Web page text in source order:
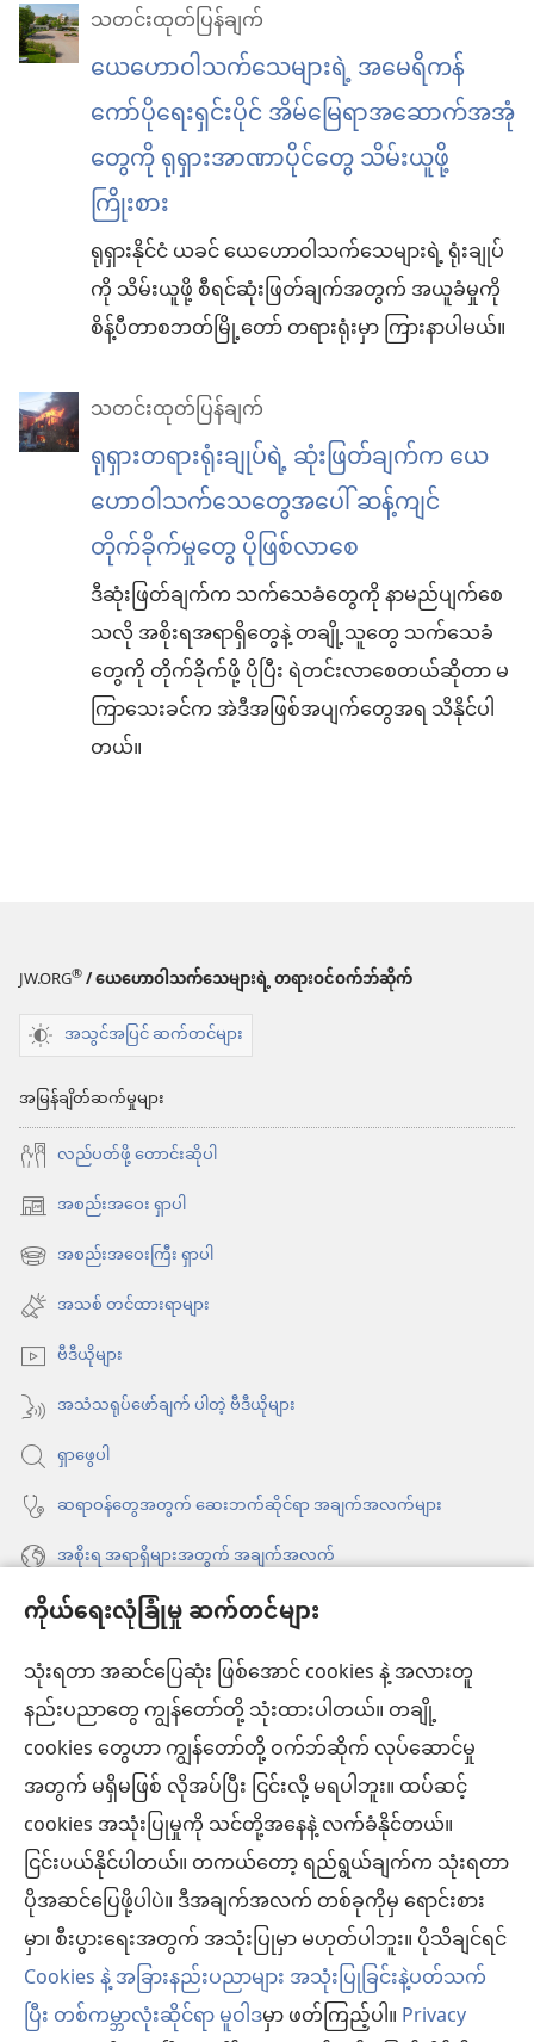
ကိုယ်ရေးလုံခြုံမှု ဆက်တင်များ
သုံးရတာ အဆင်ပြေဆုံး ဖြစ်အောင် cookies နဲ့ အလားတူ
နည်းပညာတွေ ကျွန်တော်တို့ သုံးထားပါတယ်။ တချို့
cookies တွေဟာ ကျွန်တော်တို့ ဝက်ဘ်ဆိုက် လုပ်ဆောင်မှု
အတွက် မရှိမဖြစ် လိုအပ်ပြီး ငြင်းလို့ မရပါဘူး။ ထပ်ဆင့်
cookies အသုံးပြုမှုကို သင်တို့အနေနဲ့ လက်ခံနိုင်တယ်။
ငြင်းပယ်နိုင်ပါတယ်။ တကယ်တော့ ရည်ရွယ်ချက်က သုံးရတာ
ပိုအဆင်ပြေဖို့ပါပဲ။ ဒီအချက်အလက် တစ်ခုကိုမှ ရောင်းစား
မှာ၊ စီးပွားရေးအတွက် အသုံးပြုမှာ မဟုတ်ပါဘူး။ ပိုသိချင်ရင်
Cookies နဲ့ အခြားနည်းပညာများ အသုံးပြုခြင်းနဲ့ပတ်သက်
ပြီး တစ်ကမ္ဘာလုံးဆိုင်ရာ မူဝါဒမှာ ဖတ်ကြည့်ပါ။Privacy
သတင်းထုတ်ပြန်ချက်
ယေဟောဝါသက်သေများရဲ့ အမေရိကန်
ကော်ပိုရေးရှင်း​ပိုင် အိမ်မြေ​ရာ​အဆောက်အအုံ
တွေကို ရုရှား​အာဏာပိုင်တွေ သိမ်းယူ​ဖို့
ကြိုးစား
ရုရှား​နိုင်ငံ ယခင် ယေဟောဝါသက်သေများရဲ့ ရုံးချုပ်​
ကို သိမ်းယူ​ဖို့ စီရင်​ဆုံးဖြတ်ချက်​အတွက် အယူခံ​မှု​ကို
စိန့်​ပီတာစဘတ်​မြို့တော် တရားရုံးမှာ ကြားနာ​ပါ​မယ်။
သတင်းထုတ်ပြန်ချက်
ရုရှားတရားရုံးချုပ်ရဲ့ ဆုံးဖြတ်ချက်က ယေ
ဟောဝါသက်သေတွေအပေါ် ဆန့်ကျင်
တိုက်ခိုက်မှုတွေ ပိုဖြစ်လာစေ
ဒီဆုံးဖြတ်ချက်က သက်သေခံတွေကို နာမည်ပျက်စေ
သလို အစိုးရအရာရှိတွေနဲ့ တချို့သူတွေ သက်သေခံ
တွေကို တိုက်ခိုက်ဖို့ ပိုပြီး ရဲတင်းလာစေတယ်ဆိုတာ မ
ကြာသေးခင်က အဲဒီအဖြစ်အပျက်တွေအရ သိနိုင်ပါ
တယ်။
JW.ORG®/ ယေဟောဝါသက်သေများရဲ့ တရားဝင်ဝက်ဘ်ဆိုက်
အသွင်အပြင် ဆက်တင်များ
အမြန်ချိတ်ဆက်မှုများ
လည်ပတ်ဖို့ တောင်းဆိုပါ
အစည်းအဝေး ရှာပါ
(window
အသစ်
င့်
နေ
ပါ
တယ်)
အစည်းအဝေးကြီး ရှာပါ
(window
အသစ်
င့်
နေ
ပါ
တယ်)
အသစ် တင်ထားရာများ
ဗီဒီယိုများ
အသံသရုပ်ဖော်ချက် ပါတဲ့ ဗီဒီယိုများ
ရှာဖွေပါ
ဆရာဝန်တွေအတွက် ဆေးဘက်ဆိုင်ရာ အချက်အလက်များ
အစိုးရ အရာရှိများအတွက် အချက်အလက်
အကူအညီ
အလှူငွေ
(window
အသစ်
ဖွ
င့်
ပါ
တယ်)
ကင်းမျှော်စင် အွန်လိုင်းစာကြည့်တိုက်™
(window
အသစ်
ဖွ
င့်
နေ
ပါ
တယ်)
JW Hub®
(window
အသစ်
ဖွ
င့်
နေ
ပါ
တယ်)
JW Library®
ကင်းမျှော်စင် စာကြည့်တိုက်